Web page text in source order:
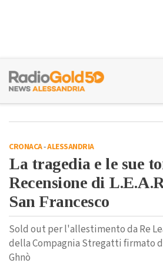
CRONACA-ALESSANDRIA
La tragedia e le sue
Recensione di
San Francesco
Sold out per l'allestimento da Re
della Compagnia Stregatti firmato
Ghnò